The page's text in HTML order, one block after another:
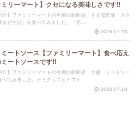
ミリーマート】クセになる美味しさです!!
介】ファミリーマートの今週の新商品「すず鬼監修 スタ
まぜそば」を食べてみました。「元...
2026.07.23
ートソース【ファミリーマート】食べ応え
ートソースです!!
介】ファミリーマートの今週の新商品「大盛 ミートソー
べてみました。デミグラスとトマト...
2026.07.18